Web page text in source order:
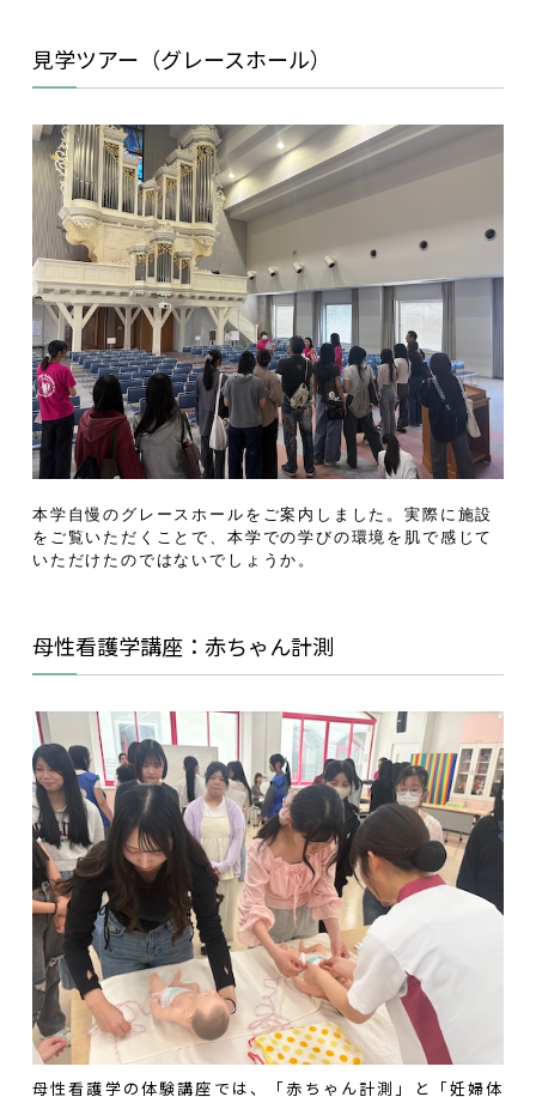
見学ツアー（グレースホール）
本学自慢のグレースホールをご案内しました。実際に施設
をご覧いただくことで、本学での学びの環境を肌で感じて
いただけたのではないでしょうか。
母性看護学講座：赤ちゃん計測
母性看護学の体験講座では、「赤ちゃん計測」と「妊婦体